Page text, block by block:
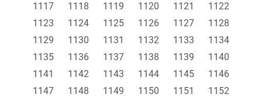
1117
1118 1119 1120 1121
1122
1123
1124 1125 1126 1127
1128
1129
1130 1131 1132 1133
1134
1135
1136 1137 1138 1139
1140
1141
1142 1143 1144 1145
1146
1147
1148 1149 1150 1151 1152